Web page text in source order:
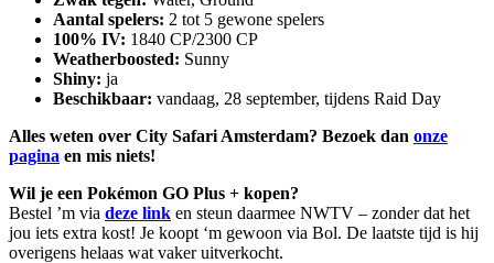
Aantal spelers: 2 tot 5 gewone spelers
100% IV: 1840 CP/2300 CP
Weatherboosted: Sunny
Shiny: ja
Beschikbaar: vandaag, 28 september, tijdens Raid Day
Alles weten over City Safari Amsterdam? Bezoek dan onze
pagina en mis niets!
Wil je een Pokémon GO Plus + kopen?
Bestel ’m via deze link en steun daarmee NWTV – zonder dat het
jou iets extra kost! Je koopt ‘m gewoon via Bol. De laatste tijd is hij
overigens helaas wat vaker uitverkocht.